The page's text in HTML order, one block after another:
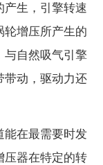
产生，引擎转速
轮增压所产生的
与自然吸气引擎
带动，驱动力还
能在最需要时发
压器在特定的转